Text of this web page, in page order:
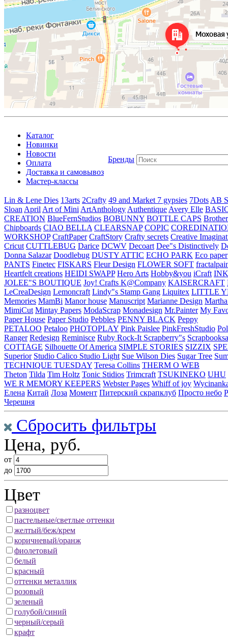
Каталог
Новинки
Новости
Оплата
Доставка и самовывоз
Мастер-классы
Бренды
Lin & Lene Dies 13arts 2Crafty 49 and Market 7 gypsies 7Dots AB
Sloan April Art of Mini ArtAnthology Authentique Avery Elle
CREATION BlueFernStudios BOBUNNY BOTTLE CAPS Brother
Chipboards CIAO BELLA CLEARSNAP COPIC
WORKSHOP CraftPaper CraftStory Crafty secrets Creative
Cricut CUTTLEBUG Darice DCWV Decoart Dee"s Distinctively
Donna Salazar Doodlebug DUSTY ATTIC ECHO PARK Eco paper
PANTS Finetec FISKARS Fleur Design FLOWER SOFT
Heartfelt creations HEIDI SWAPP Hero Arts Hobby&you iCraft
JOLEE"S BOUTIQUE Joy! Crafts K@Company KAISERCRAFT
LeCreaDesign Lemoncraft Lindy"s Stamp Gang Liquitex LITTLE
Memories MamBi Manor house Manuscript Marianne Design
MimiCut Mintay Papers ModaScrap Monadesign Mr.Painter My
Paper House Paper Studio Pebbles PENNY BLACK Peppy
PETALOO Petaloo PHOTOPLAY Pink Paislee PinkFreshStudio
Ranger Redesign Reminisce Ruby Rock-It Scrapberry"s
COTTAGE Silhouette Of America SIMPLE STORIES SIZZIX
Superior Studio Calico Studio Light Sue Wilson Dies Sugar Tree
TECHNIQUE TUESDAY Teresa Collins THERM O WEB
Theton Tilda Tim Holtz Tonic Stidios Trimcraft TSUKINEKO UHU
WE R MEMORY KEEPERS Webster Pages Whiff of joy
Елена Китай Лоза Момент Питерский скрапклуб Просто небо
Черешня
Сбросить фильтры
Цена, руб.
от
до
Цвет
разноцвет
пастельные/светлые оттенки
желтый/беж/крем
коричневый/оранж
фиолетовый
белый
красный
оттенки металлик
розовый
зеленый
голубой/синий
черный/серый
крафт